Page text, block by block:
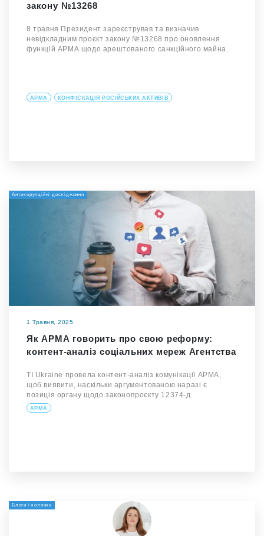
закону №13268
8 травня Президент зареєстрував та визначив
невідкладним проєкт закону №13268 про оновлення
функцій АРМА щодо арештованого санкційного майна.
АРМА КОНФІСКАЦІЯ РОСІЙСЬКИХ АКТИВІВ
Антикорупційні дослідження
1 Травня, 2025
Як АРМА говорить про свою реформу:
контент-аналіз соціальних мереж Агентства
TI Ukraine провела контент-аналіз комунікації АРМА,
щоб виявити, наскільки аргументованою наразі є
позиція органу щодо законопроєкту 12374-д.
АРМА
Блоги і колонки